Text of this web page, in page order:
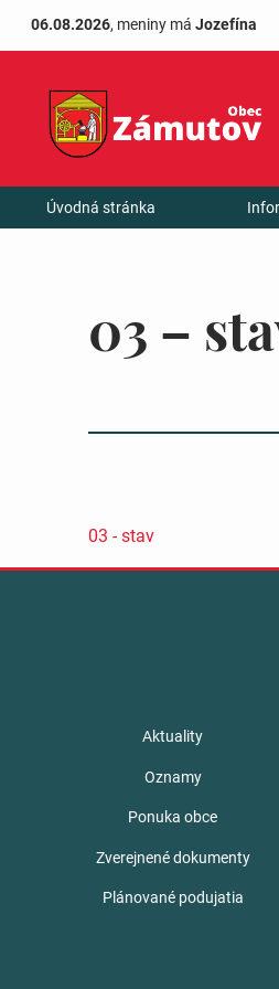
06.08.2026, meniny má Jozefína
Úvodná stránka
03 –
03 - stav
Aktuality
Oznamy
Ponuka obce
Zverejnené dokumenty
Plánované podujatia